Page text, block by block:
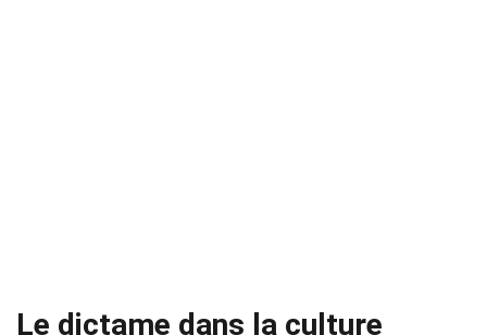
Le dictame dans la culture